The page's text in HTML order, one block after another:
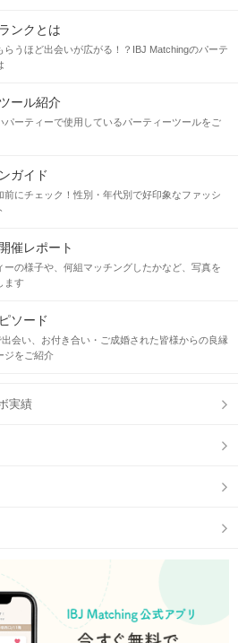
ンクとは
らうほど出会いが広がる！？IBJ Matchingのパーテ
ール紹介
パーティーで使用しているパーティーツールをご
ガイド
前にチェック！性別・年代別で好印象なファッシ
催レポート
ーの様子や、何組マッチングしたかなど、写真を
ます
ソード
会い、お付き合い・ご成婚された皆様からの良縁
ジをご紹介
実績